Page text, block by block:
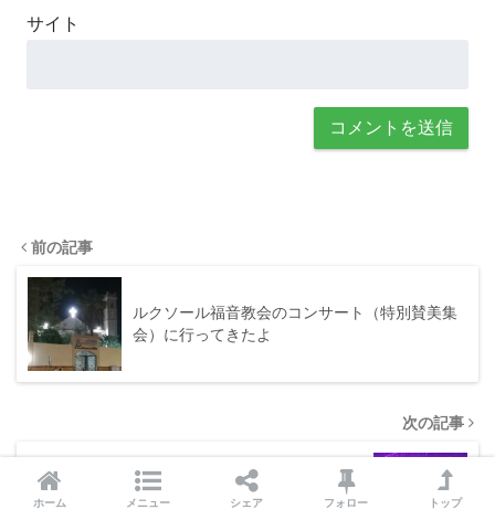
サイト
前の記事
ルクソール福音教会のコンサート（特別賛美集
会）に行ってきたよ
次の記事
エジプト！ルクソールの結婚式に行ってきたよ
②
ホーム メニュー シェア フォロー トップ